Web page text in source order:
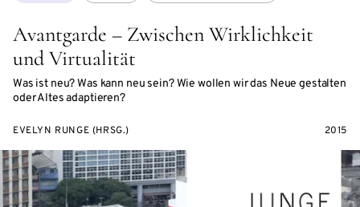
Avantgarde – Zwischen Wirklichkeit
und Virtualität
Was ist neu? Was kann neu sein? Wie wollen wir das Neue gestalten
oder Altes adaptieren?
EVELYN RUNGE (HRSG.) 2015